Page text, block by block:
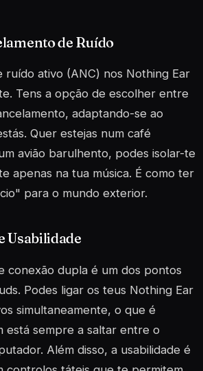
de Ruído
ruído ativo (ANC) nos Nothing Ear
Tens a opção de escolher entre
adaptando-se ao
Quer estejas num café
avião barulhento, podes isolar-te
apenas na tua música. É como ter
para o mundo exterior.
Usabilidade
conexão dupla é um dos pontos
Podes ligar os teus Nothing Ear
simultaneamente, o que é
está sempre a saltar entre o
Além disso, a usabilidade é